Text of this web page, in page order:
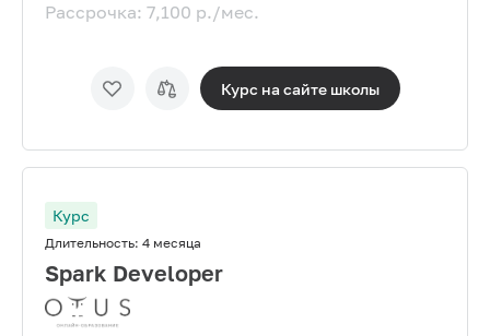
Рассрочка: 7,100 р./мес.
Курс на сайте школы
Курс
Длительность: 4 месяца
Spark Developer